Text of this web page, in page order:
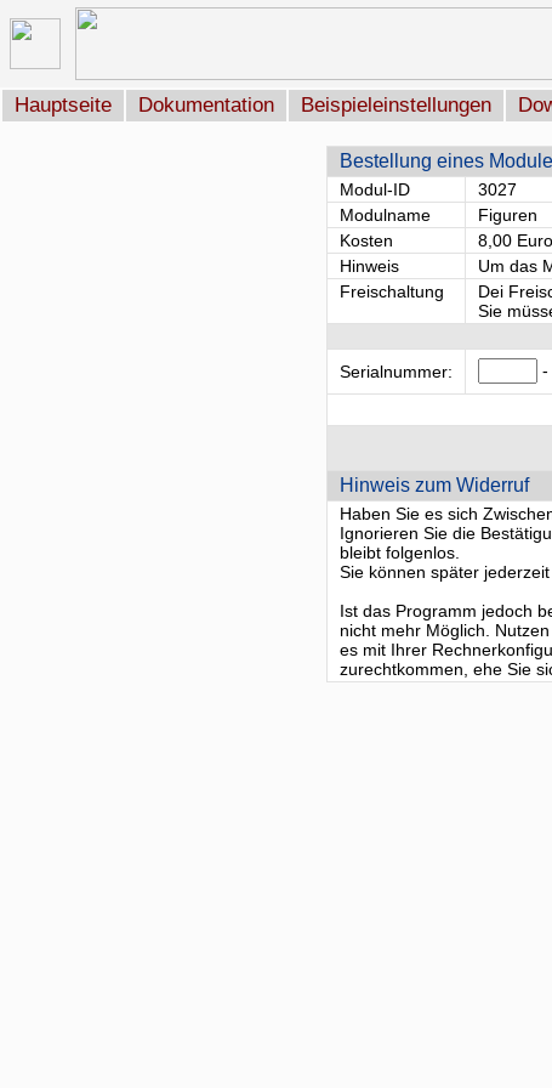
Hauptseite Dokumentation Beispieleinstellungen
Bestellung eines
Modul-ID
3027
Modulname
Figuren
Kosten
8,00 Euro
Hinweis
Um das
Freischaltung
Dei
Sie
Serialnummer: -
Hinweis zum Widerruf
Haben Sie es sich
Ignorieren Sie die
bleibt folgenlos.
Sie können später
Ist das Programm jedoch
nicht mehr Möglich.
es mit Ihrer
zurechtkommen, ehe Sie